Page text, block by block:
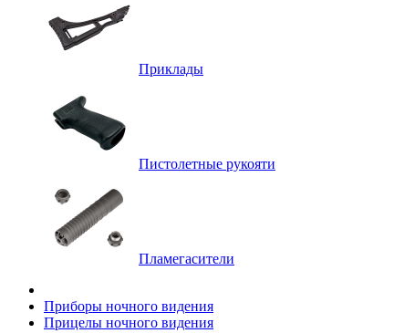
Приклады
Пистолетные рукояти
Пламегасители
Приборы ночного видения
Прицелы ночного видения